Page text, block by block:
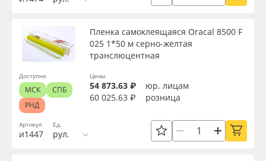
Артикул
и1447
Пленка самоклеящаяся Oracal 8500 F
025 1*50 м серно-желтая
транслюцентная
Ед.
рул.
Цены
54 873.63 ₽
юр. лицам
60 025.63 ₽
розница
Доступно
МСК
СПБ
РНД